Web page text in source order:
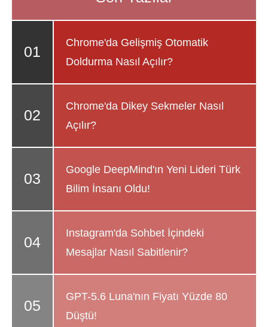
Chrome'da Gelişmiş Otomatik
Doldurma Nasıl Açılır?
Chrome'da Dikey Sekmeler Nasıl
Açılır?
Google DeepMind'ın Yeni Lideri Türk
Bilim İnsanı Oldu!
Instagram'da Sohbet İçindeki
Mesajlar Nasıl Sabitlenir?
GPT-5.6 Luna'nın Fiyatı Yüzde 80
Düştü!